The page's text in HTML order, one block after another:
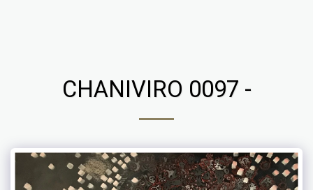
CHANIVIRO 0097 -